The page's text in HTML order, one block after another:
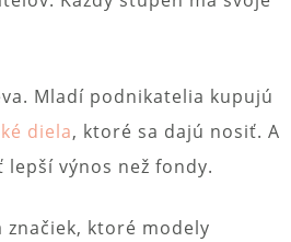
Mladí podnikatelia kupujú
diela, ktoré sa dajú nosiť. A
výnos než fondy.
značiek, ktoré modely